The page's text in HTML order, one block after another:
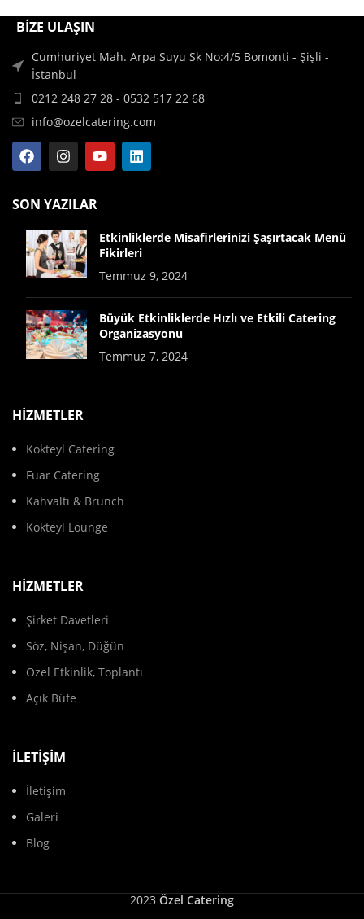
BİZE ULAŞIN
Cumhuriyet Mah. Arpa Suyu Sk No:4/5 Bomonti - Şişli -
İstanbul
0212 248 27 28 - 0532 517 22 68
info@ozelcatering.com
SON YAZILAR
Etkinliklerde Misafirlerinizi Şaşırtacak Menü
Fikirleri
Temmuz 9, 2024
Büyük Etkinliklerde Hızlı ve Etkili Catering
Organizasyonu
Temmuz 7, 2024
HİZMETLER
Kokteyl Catering
Fuar Catering
Kahvaltı & Brunch
Kokteyl Lounge
HIZMETLER
Şirket Davetleri
Söz, Nişan, Düğün
Özel Etkinlik, Toplantı
Açık Büfe
İLETIŞIM
İletişim
Galeri
Blog
2023 Özel Catering